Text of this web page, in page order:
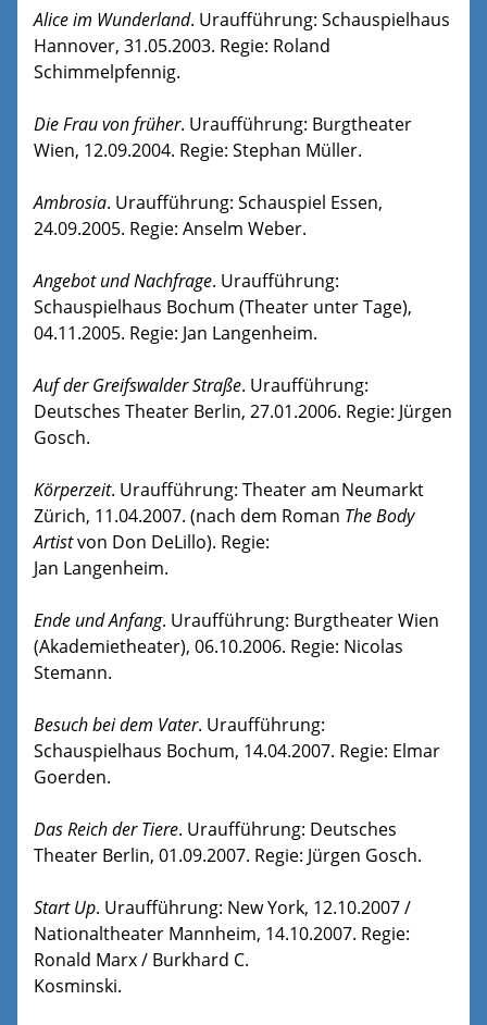
Alice im Wunderland. Uraufführung: Schauspielhaus
Hannover, 31.05.2003. Regie: Roland
Schimmelpfennig.
Die Frau von früher. Uraufführung: Burgtheater
Wien, 12.09.2004. Regie: Stephan Müller.
Ambrosia. Uraufführung: Schauspiel Essen,
24.09.2005. Regie: Anselm Weber.
Angebot und Nachfrage. Uraufführung:
Schauspielhaus Bochum (Theater unter Tage),
04.11.2005. Regie: Jan Langenheim.
Auf der Greifswalder Straße. Uraufführung:
Deutsches Theater Berlin, 27.01.2006. Regie: Jürgen
Gosch.
Körperzeit. Uraufführung: Theater am Neumarkt
Zürich, 11.04.2007. (nach dem Roman The Body
Artistvon Don DeLillo). Regie:
Jan Langenheim.
Ende und Anfang. Uraufführung: Burgtheater Wien
(Akademietheater), 06.10.2006. Regie: Nicolas
Stemann.
Besuch bei dem Vater. Uraufführung:
Schauspielhaus Bochum, 14.04.2007. Regie: Elmar
Goerden.
Das Reich der Tiere. Uraufführung: Deutsches
Theater Berlin, 01.09.2007. Regie: Jürgen Gosch.
Start Up. Uraufführung: New York, 12.10.2007 /
Nationaltheater Mannheim, 14.10.2007. Regie:
Ronald Marx / Burkhard C.
Kosminski.